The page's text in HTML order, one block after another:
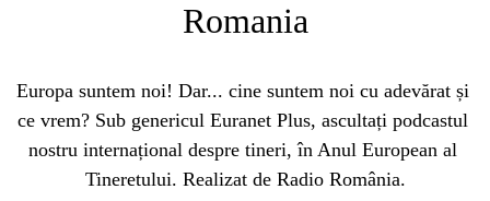
Romania
Europa suntem noi! Dar... cine suntem noi cu adevărat și
ce vrem? Sub genericul Euranet Plus, ascultați podcastul
nostru internațional despre tineri, în Anul European al
Tineretului. Realizat de Radio România.